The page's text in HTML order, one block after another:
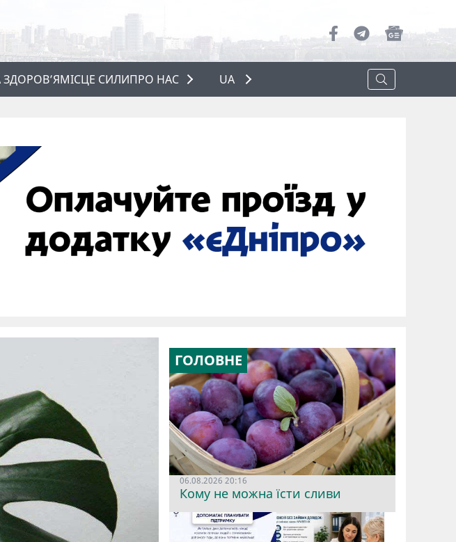
ЗДОРОВ’ЯМІСЦЕ СИЛИПРО НАС
ПРО НАС
UA
ГОЛОВНЕ
06.08.2026 20:16
Кому не можна їсти сливи